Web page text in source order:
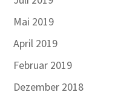
Mai 2019
April 2019
Februar 2019
Dezember 2018